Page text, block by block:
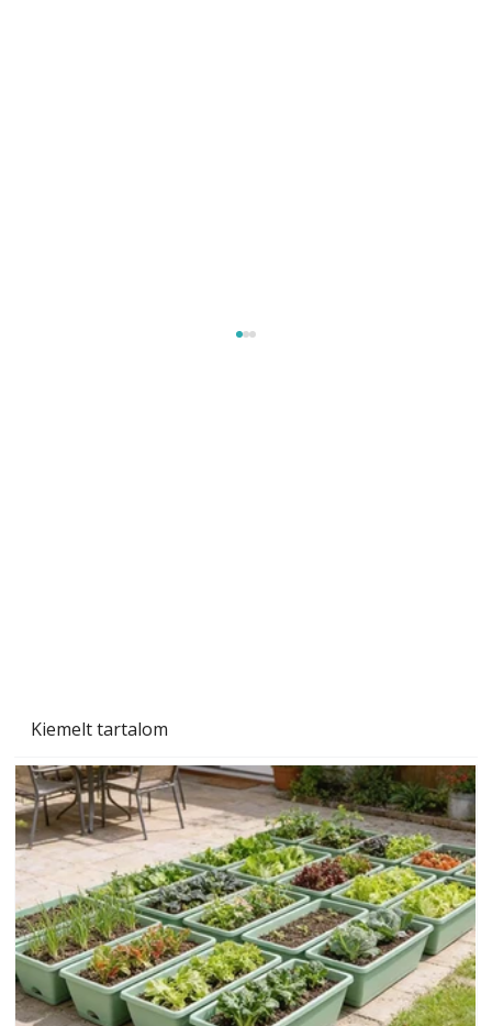
Kiemelt tartalom